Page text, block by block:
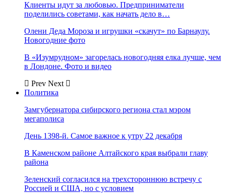
Клиенты идут за любовью. Предприниматели
поделились советами, как начать дело в…
Олени Деда Мороза и игрушки «скачут» по Барнаулу.
Новогодние фото
В «Изумрудном» загорелась новогодняя елка лучше, чем
в Лондоне. Фото и видео
Prev Next
Политика
Замгубернатора сибирского региона стал мэром
мегаполиса
День 1398-й. Самое важное к утру 22 декабря
В Каменском районе Алтайского края выбрали главу
района
Зеленский согласился на трехстороннюю встречу с
Россией и США, но с условием